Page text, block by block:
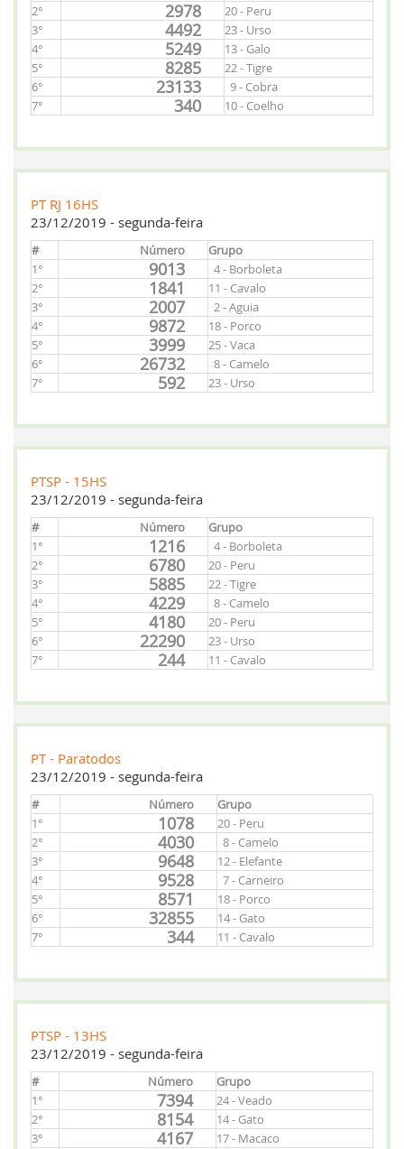
2° 2978
20 - Peru
3°
4492
23 - Urso
4°
5249
13 - Galo
5°
8285
22 - Tigre
6°
23133
9 - Cobra
7°
340 10 - Coelho
PT RJ 16HS
23/12/2019 - segunda-feira
# Número
Grupo
1°
9013
4 - Borboleta
2°
1841
11 - Cavalo
3°
2007
2 - Aguia
4°
9872
18 - Porco
5°
3999
25 - Vaca
6°
26732
8 - Camelo
7°
592 23 - Urso
PTSP - 15HS
23/12/2019 - segunda-feira
# Número
Grupo
1°
1216
4 - Borboleta
2°
6780
20 - Peru
3°
5885
22 - Tigre
4°
4229
8 - Camelo
5°
4180
20 - Peru
6°
22290
23 - Urso
7°
244 11 - Cavalo
PT - Paratodos
23/12/2019 - segunda-feira
# Número
Grupo
1°
1078
20 - Peru
2°
4030
8 - Camelo
3°
9648
12 - Elefante
4°
9528
7 - Carneiro
5°
8571
18 - Porco
6°
32855
14 - Gato
7°
344 11 - Cavalo
PTSP - 13HS
23/12/2019 - segunda-feira
# Número
Grupo
1°
7394
24 - Veado
2°
8154
14 - Gato
3°
4167
17 - Macaco